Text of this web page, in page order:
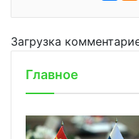
Загрузка
Главное